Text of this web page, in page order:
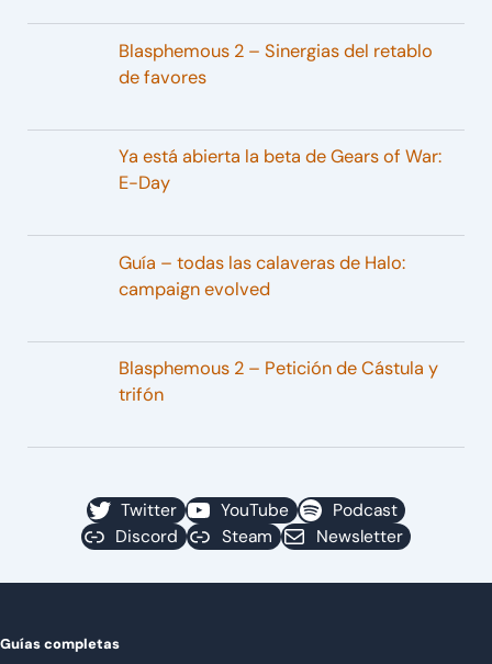
Blasphemous 2 – Sinergias del retablo
de favores
Ya está abierta la beta de Gears of War:
E-Day
Guía – todas las calaveras de Halo:
campaign evolved
Blasphemous 2 – Petición de Cástula y
trifón
Twitter YouTube
Podcast
Discord
Steam Newsletter
Guías completas